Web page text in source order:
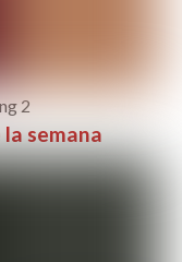
2
semana